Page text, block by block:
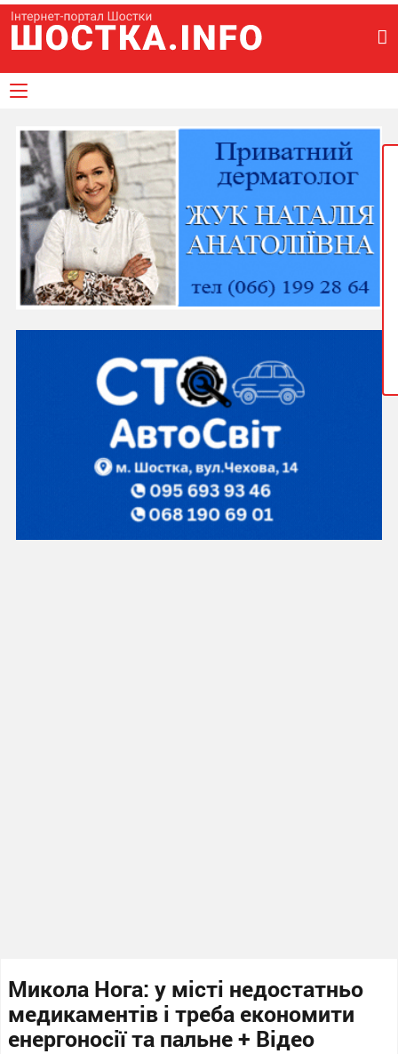
Микола Нога: у місті недостатньо
медикаментів і треба економити
енергоносії та пальне + Відео